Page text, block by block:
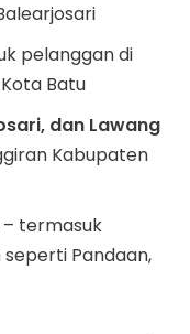
pelanggan di
Batu
dan Lawang
Kabupaten
– termasuk
Pandaan,